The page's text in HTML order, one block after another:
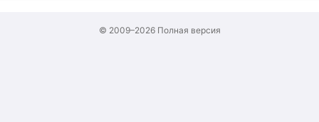
© 2009–2026 Полная версия